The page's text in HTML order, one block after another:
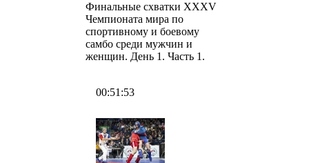
Финальные схватки XXXV
Чемпионата мира по
спортивному и боевому
самбо среди мужчин и
женщин. День 1. Часть 1.
00:51:53